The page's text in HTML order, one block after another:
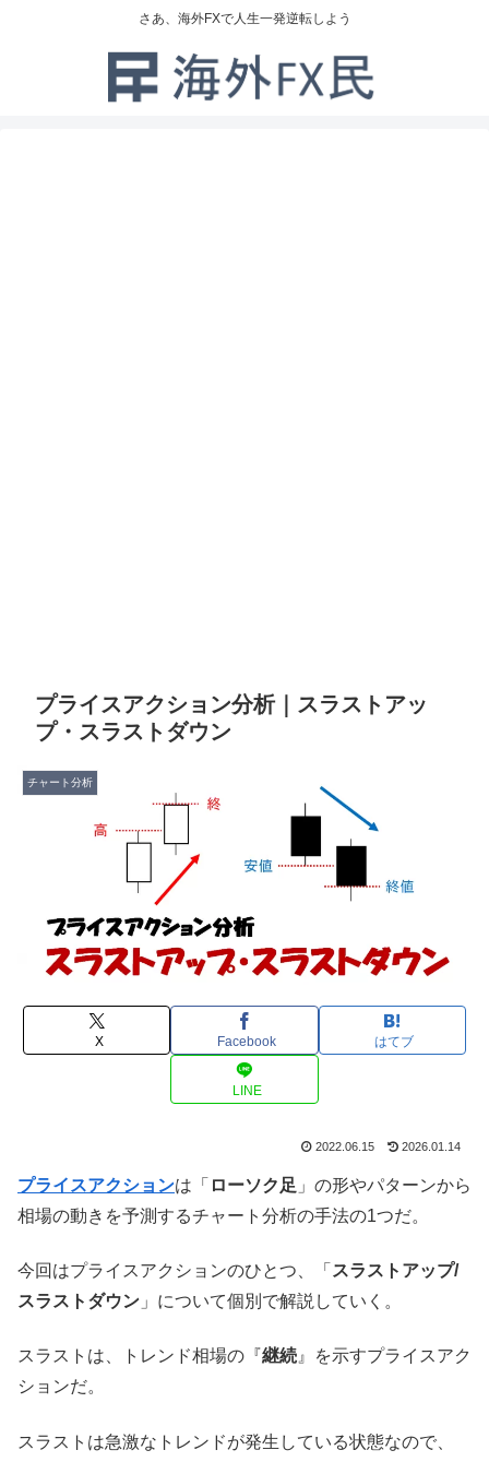
さあ、海外FXで人生一発逆転しよう
プライスアクション分析｜スラストアッ
プ・スラストダウン
チャート分析
X Facebook はてブ
LINE
2022.06.15 2026.01.14
プライスアクションは「 ローソク足 」の形やパターンから
相場の動きを予測するチャート分析の手法の1つだ。
今回はプライスアクションのひとつ、「 スラストアップ/
スラストダウン 」について個別で解説していく。
スラストは、トレンド相場の『 継続』を示すプライスアク
ションだ。
スラストは急激なトレンドが発生している状態なので、